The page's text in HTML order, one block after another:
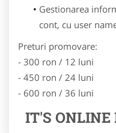
Gestionarea
cont, cu user
Preturi promovare:
- 300 ron / 12 luni
- 450 ron / 24 luni
- 600 ron / 36 luni
IT'S